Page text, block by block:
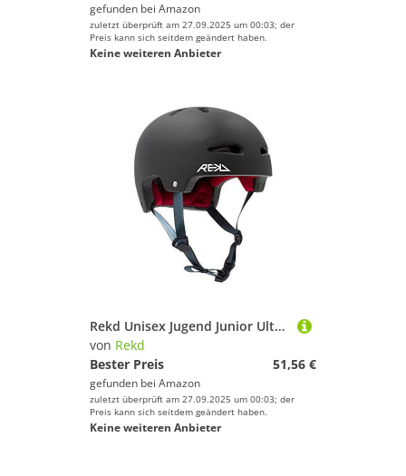
gefunden bei Amazon
zuletzt überprüft am 27.09.2025 um 00:03; der
Preis kann sich seitdem geändert haben.
Keine weiteren Anbieter
Rekd Unisex Jugend Junior Ultralite In-mold Helmet Helm , Blue (blau), xxs xs 49-52cm EU
von Rekd
Bester Preis
51,56 €
gefunden bei Amazon
zuletzt überprüft am 27.09.2025 um 00:03; der
Preis kann sich seitdem geändert haben.
Keine weiteren Anbieter